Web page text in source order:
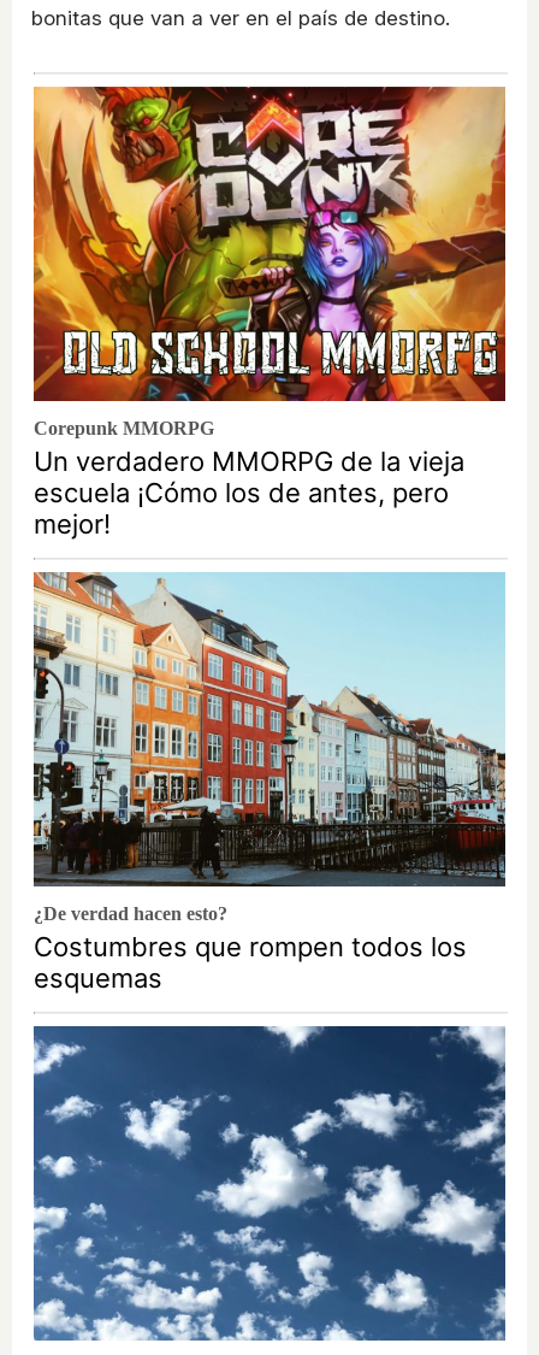
bonitas que van a ver en el país de destino.
Corepunk MMORPG
Un verdadero MMORPG de la vieja
escuela ¡Cómo los de antes, pero
mejor!
¿De verdad hacen esto?
Costumbres que rompen todos los
esquemas